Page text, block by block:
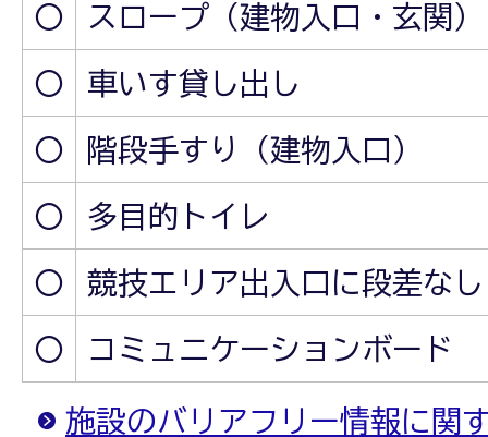
〇 スロープ（建物入口・玄関）
〇 車いす貸し出し
〇 階段手すり（建物入口）
〇 多目的トイレ
〇 競技エリア出入口に段差なし
〇 コミュニケーションボード
施設のバリアフリー情報に関